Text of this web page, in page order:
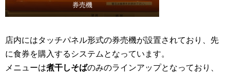
券売機
店内にはタッチパネル形式の券売機が設置されており、先
に食券を購入するシステムとなっています。
メニューは煮干しそばのみのラインアップとなっており、